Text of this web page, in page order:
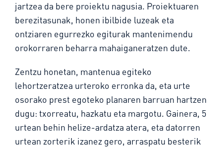
jartzea da bere proiektu nagusia. Proiektuaren
berezitasunak, honen ibilbide luzeak eta
ontziaren egurrezko egiturak mantenimendu
orokorraren beharra mahaiganeratzen dute.
Zentzu honetan, mantenua egiteko
lehortzeratzea urteroko erronka da, eta urte
osorako prest egoteko planaren barruan hartzen
dugu: txorreatu, hazkatu eta margotu. Gainera, 5
urtean behin helize-ardatza atera, eta datorren
urtean zorterik izanez gero, arraspatu besterik